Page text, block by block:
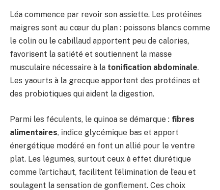
Léa commence par revoir son assiette. Les protéines
maigres sont au cœur du plan : poissons blancs comme
le colin ou le cabillaud apportent peu de calories,
favorisent la satiété et soutiennent la masse
musculaire nécessaire à la tonification abdominale.
Les yaourts à la grecque apportent des protéines et
des probiotiques qui aident la digestion.
Parmi les féculents, le quinoa se démarque : fibres
alimentaires, indice glycémique bas et apport
énergétique modéré en font un allié pour le ventre
plat. Les légumes, surtout ceux à effet diurétique
comme l’artichaut, facilitent l’élimination de l’eau et
soulagent la sensation de gonflement. Ces choix